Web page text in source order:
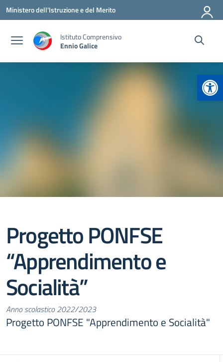
Vai ai contenuti
Vai al menu di navigazione
Vai al footer
Ministero dell'Istruzione e del Merito
Istituto Comprensivo
Ennio Galice
Progetto PONFSE
“Apprendimento e
Socialità”
Anno scolastico 2022/2023
Progetto PONFSE "Apprendimento e Socialità"